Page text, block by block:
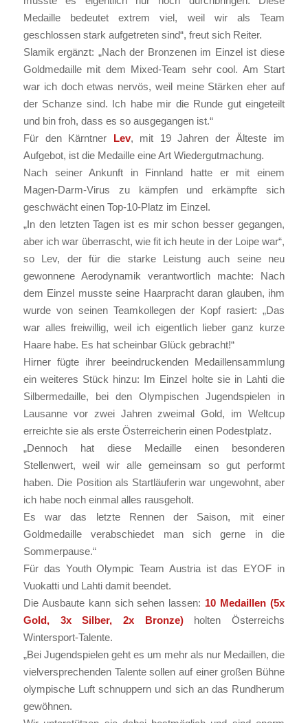
Medaille bedeutet extrem viel, weil wir als Team
geschlossen stark aufgetreten sind“, freut sich Reiter.
Slamik ergänzt: „Nach der Bronzenen im Einzel ist diese
Goldmedaille mit dem Mixed-Team sehr cool. Am Start
war ich doch etwas nervös, weil meine Stärken eher auf
der Schanze sind. Ich habe mir die Runde gut eingeteilt
und bin froh, dass es so ausgegangen ist.“
Für den Kärntner Lev, mit 19 Jahren der Älteste im
Aufgebot, ist die Medaille eine Art Wiedergutmachung.
Nach seiner Ankunft in Finnland hatte er mit einem
Magen-Darm-Virus zu kämpfen und erkämpfte sich
geschwächt einen Top-10-Platz im Einzel.
„In den letzten Tagen ist es mir schon besser gegangen,
aber ich war überrascht, wie fit ich heute in der Loipe war“,
so Lev, der für die starke Leistung auch seine neu
gewonnene Aerodynamik verantwortlich machte: Nach
dem Einzel musste seine Haarpracht daran glauben, ihm
wurde von seinen Teamkollegen der Kopf rasiert: „Das
war alles freiwillig, weil ich eigentlich lieber ganz kurze
Haare habe. Es hat scheinbar Glück gebracht!“
Hirner fügte ihrer beeindruckenden Medaillensammlung
ein weiteres Stück hinzu: Im Einzel holte sie in Lahti die
Silbermedaille, bei den Olympischen Jugendspielen in
Lausanne vor zwei Jahren zweimal Gold, im Weltcup
erreichte sie als erste Österreicherin einen Podestplatz.
„Dennoch hat diese Medaille einen besonderen
Stellenwert, weil wir alle gemeinsam so gut performt
haben. Die Position als Startläuferin war ungewohnt, aber
ich habe noch einmal alles rausgeholt.
Es war das letzte Rennen der Saison, mit einer
Goldmedaille verabschiedet man sich gerne in die
Sommerpause.“
Für das Youth Olympic Team Austria ist das EYOF in
Vuokatti und Lahti damit beendet.
Die Ausbaute kann sich sehen lassen: 10 Medaillen (5x
Gold, 3x Silber, 2x Bronze)holten Österreichs
Wintersport-Talente.
„Bei Jugendspielen geht es um mehr als nur Medaillen, die
vielversprechenden Talente sollen auf einer großen Bühne
olympische Luft schnuppern und sich an das Rundherum
gewöhnen.